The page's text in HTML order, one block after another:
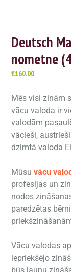
Deutsch
nometne
€160.00
Mēs visi zinām
vācu valoda ir
valodām
vācieši,
dzimtā valoda
Mūsuvācu
profesijas un
nodos
paredzētas
Vācu valodas
iepriekšējo